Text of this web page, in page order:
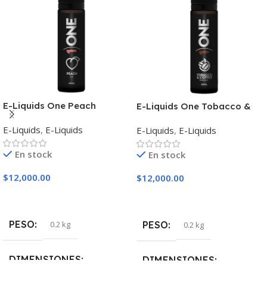
E-Liquids One Peach
E-Liquids, E-Liquids
En stock
$12,000.00
PESO 0.2 kg
DIMENSIONES
E-Liquids One Tobacco &
E-Liquids, E-Liquids
En stock
$12,000.00
PESO 0.2 kg
DIMENSIONES